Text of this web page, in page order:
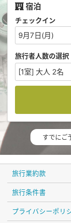
宿泊
チェックイン
9月7日(月)
旅行者人数の選択
[1室] 大人 2名
すでにご
旅行業約款
旅行条件書
プライバシーポリ